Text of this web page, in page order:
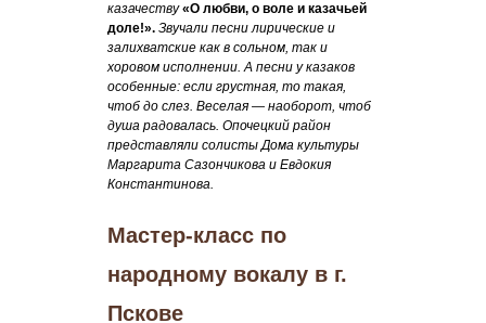
казачеству«О любви, о воле и казачьей
доле!». Звучали песни лирические и
залихватские как в сольном, так и
хоровом исполнении. А песни у казаков
особенные: если грустная, то такая,
чтоб до слез. Веселая — наоборот, чтоб
душа радовалась. Опочецкий район
представляли солисты Дома культуры
Маргарита Сазончикова и Евдокия
Константинова.
Мастер-класс по
народному вокалу в г.
Пскове